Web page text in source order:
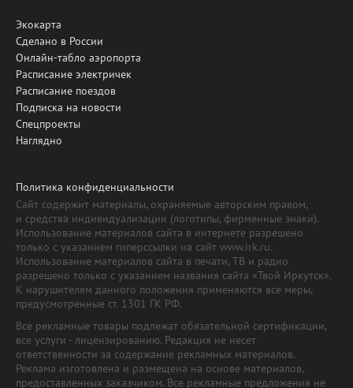
Экокарта
Сделано в России
Онлайн-табло аэропорта
Расписание электричек
Расписание поездов
Подписка на новости
Спецпроекты
Наглядно
Политика конфиденциальности
Сайт содержит материалы, охраняемые авторским правом,
и средства индивидуализации (логотипы, фирменные знаки).
Использование материалов сайта в интернете разрешено
только с указанием гиперссылки на сайт www.irk.ru.
Использование материалов сайта в печати, ТВ и радио
разрешено только с указанием названия сайта «Твой Иркутск».
К нарушителям данного положения применяются все меры,
предусмотренные ст. 1301 ГК РФ.
Все рекламные товары подлежат обязательной сертификации,
все услуги - лицензированию. Редакция не несет
ответственности за содержание рекламных материалов.
Реклама изготовлена и размещена на основе материалов,
предоставленных заказчиком. Все рекламные предложения не